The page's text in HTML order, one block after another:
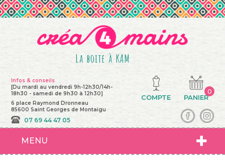
Infos & conseils
[Du mardi au vendredi 9h-12h30/14h-
18h30 - samedi de 9h30 à 12h30]
6 place Raymond Dronneau
85600 Saint Georges de Montaigu
07 69 44 47 05
La boite à KAM
PANIER
0
COMPTE
MENU